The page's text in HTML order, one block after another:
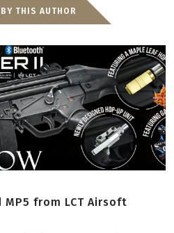
THIS AUTHOR
MP5 from LCT Airsoft